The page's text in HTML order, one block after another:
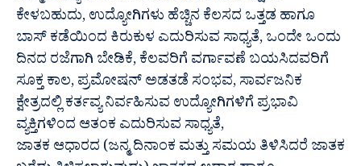
ಕೇಳಬಹುದು, ಉದ್ಯೋಗಿಗಳು ಹೆಚ್ಚಿನ ಕೆಲಸದ ಒತ್ತಡ ಹಾಗೂ
ಬಾಸ್ ಕಡೆಯಿಂದ ಕಿರುಕುಳ ಎದುರಿಸುವ ಸಾಧ್ಯತೆ, ಒಂದೇ ಒಂದು
ದಿನದ ರಜೆಗಾಗಿ ಬೇಡಿಕೆ, ಕೆಲವರಿಗೆ ವರ್ಗಾವಣೆ ಬಯಸಿದವರಿಗೆ
ಸೂಕ್ತ ಕಾಲ, ಪ್ರಮೋಷನ್ ಅಡತಡೆ ಸಂಭವ, ಸಾರ್ವಜನಿಕ
ಕ್ಷೇತ್ರದಲ್ಲಿ ಕರ್ತವ್ಯ ನಿರ್ವಹಿಸುವ ಉದ್ಯೋಗಿಗಳಿಗೆ ಪ್ರಭಾವಿ
ವ್ಯಕ್ತಿಗಳಿಂದ ಆತಂಕ ಎದುರಿಸುವ ಸಾಧ್ಯತೆ,
ಜಾತಕ ಆಧಾರದ (ಜನ್ಮ ದಿನಾಂಕ ಮತ್ತು ಸಮಯ ತಿಳಿಸಿದರೆ ಜಾತಕ